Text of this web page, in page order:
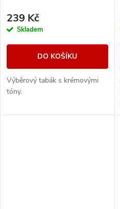
239 Kč
Skladem
DO KOŠÍKU
Výběrový tabák s krémovými
tóny.